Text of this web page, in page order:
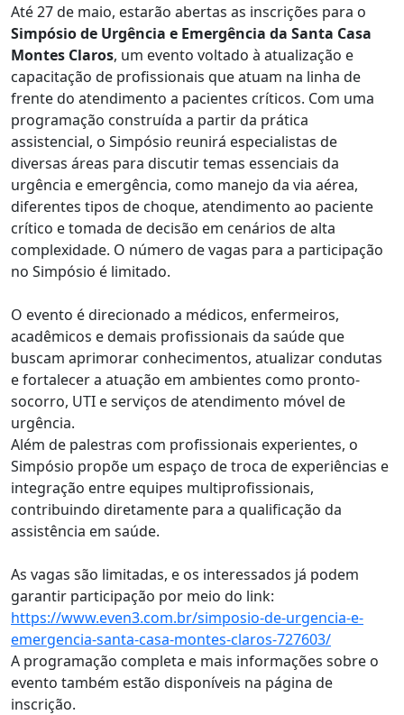
Até 27 de maio, estarão abertas as inscrições para o
Simpósio de Urgência e Emergência da Santa Casa
Montes Claros, um evento voltado à atualização e
capacitação de profissionais que atuam na linha de
frente do atendimento a pacientes críticos. Com uma
programação construída a partir da prática
assistencial, o Simpósio reunirá especialistas de
diversas áreas para discutir temas essenciais da
urgência e emergência, como manejo da via aérea,
diferentes tipos de choque, atendimento ao paciente
crítico e tomada de decisão em cenários de alta
complexidade. O número de vagas para a participação
no Simpósio é limitado.
O evento é direcionado a médicos, enfermeiros,
acadêmicos e demais profissionais da saúde que
buscam aprimorar conhecimentos, atualizar condutas
e fortalecer a atuação em ambientes como pronto-
socorro, UTI e serviços de atendimento móvel de
urgência.
Além de palestras com profissionais experientes, o
Simpósio propõe um espaço de troca de experiências e
integração entre equipes multiprofissionais,
contribuindo diretamente para a qualificação da
assistência em saúde.
As vagas são limitadas, e os interessados já podem
garantir participação por meio do link:
https://www.even3.com.br/simposio-de-urgencia-e-
emergencia-santa-casa-montes-claros-727603/
A programação completa e mais informações sobre o
evento também estão disponíveis na página de
inscrição.